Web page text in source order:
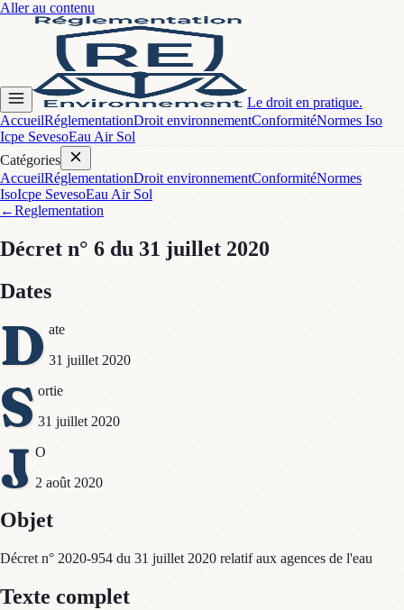
Aller au contenu
Le droit en pratique.
AccueilRéglementationDroit environnementConformitéNormes Iso
Icpe SevesoEau Air Sol
Catégories
AccueilRéglementationDroit environnementConformitéNormes
IsoIcpe SevesoEau Air Sol
←Reglementation
Décret n° 6 du 31 juillet 2020
Dates
D ate
31 juillet 2020
S ortie
31 juillet 2020
J O
2 août 2020
Objet
Décret n° 2020-954 du 31 juillet 2020 relatif aux agences de l'eau
Texte complet